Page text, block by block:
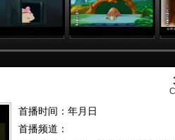
首播时间：年月日
首播频道：